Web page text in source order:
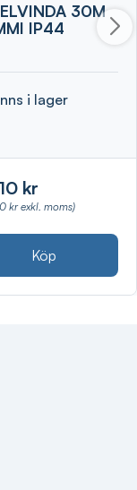
30M
IP44
i lager
kr
kr exkl. moms)
Köp